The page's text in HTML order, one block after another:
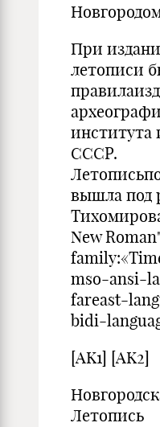
При
летописи
СССР.
вышла под
New
mso-ansi-
fareast-
bidi-
[AK1] [AK2]
Летопись